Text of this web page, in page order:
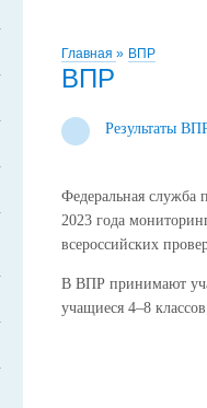
Главная » ВПР
ВПР
Результаты
Федеральная служба
2023 года
всероссийских
В ВПР принимают
учащиеся 4–8